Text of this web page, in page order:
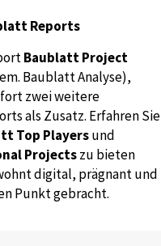
Reports
Baublatt Project
Baublatt Analyse),
zwei weitere
als Zusatz. Erfahren Sie
Top Playersund
Projectszu bieten
digital, prägnant und
Punkt gebracht.